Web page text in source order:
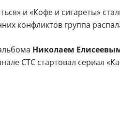
и «Кофе и сигареты»
конфликтов группа
Николаем
СТС стартовал сериал